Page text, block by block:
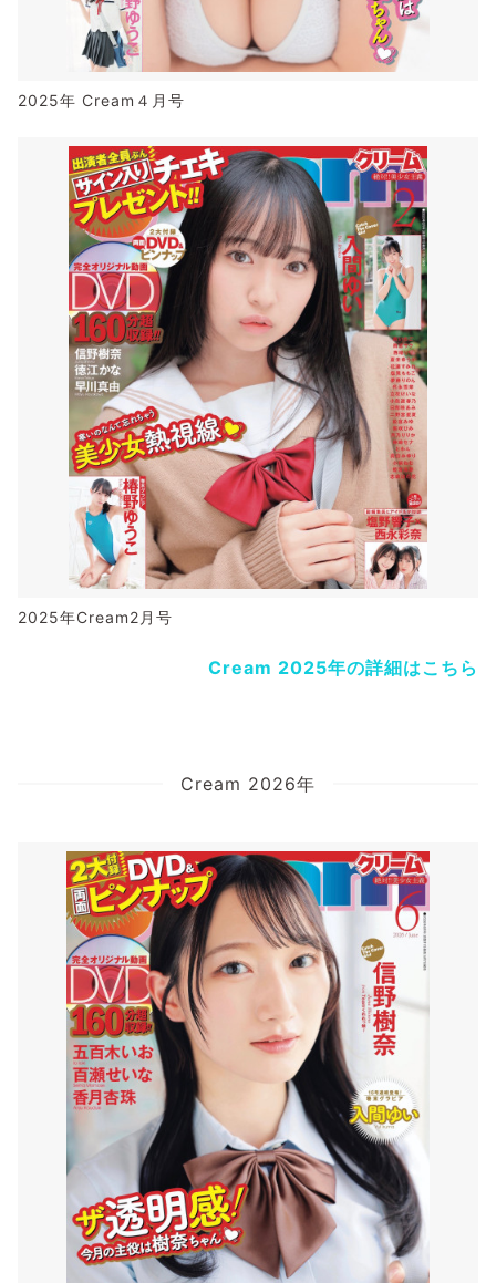
2025年 Cream４月号
2025年Cream2月号
Cream 2025年の詳細はこちら
Cream 2026年